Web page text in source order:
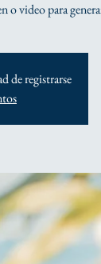
video para
de registrarse